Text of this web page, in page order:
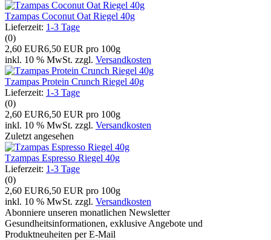
Tzampas Coconut Oat Riegel 40g
Lieferzeit: 1-3 Tage
(0)
2,60 EUR6,50 EUR pro 100g
inkl. 10 % MwSt. zzgl. Versandkosten
Tzampas Protein Crunch Riegel 40g
Lieferzeit: 1-3 Tage
(0)
2,60 EUR6,50 EUR pro 100g
inkl. 10 % MwSt. zzgl. Versandkosten
Zuletzt angesehen
Tzampas Espresso Riegel 40g
Lieferzeit: 1-3 Tage
(0)
2,60 EUR6,50 EUR pro 100g
inkl. 10 % MwSt. zzgl. Versandkosten
Abonniere unseren monatlichen Newsletter
Gesundheitsinformationen, exklusive Angebote und
Produktneuheiten per E-Mail